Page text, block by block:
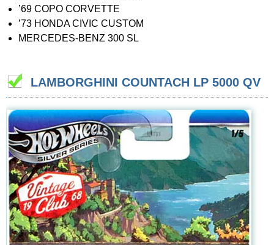
’69 COPO CORVETTE
’73 HONDA CIVIC CUSTOM
MERCEDES-BENZ 300 SL
LAMBORGHINI COUNTACH LP 5000 QV